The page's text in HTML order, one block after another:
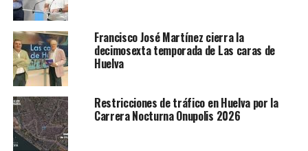
Francisco José Martínez cierra la
decimosexta temporada de Las caras de
Huelva
Restricciones de tráfico en Huelva por la
Carrera Nocturna Onupolis 2026